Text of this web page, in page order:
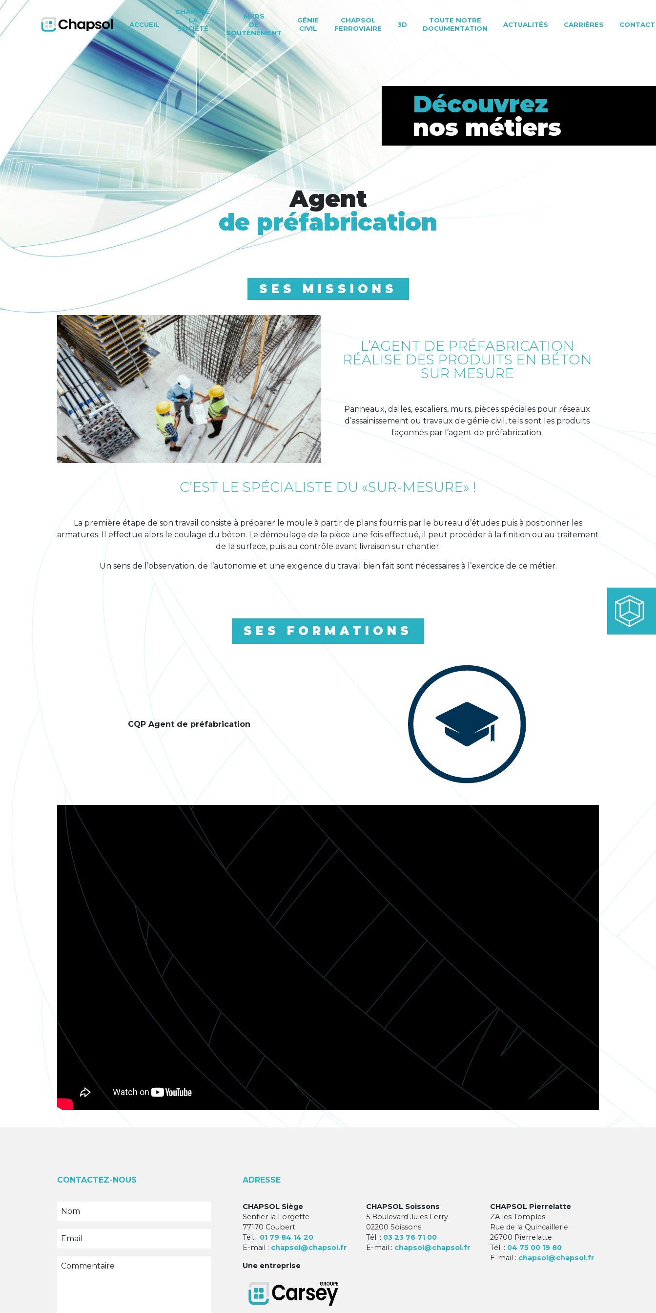
ACCUEIL
CHAPSOL
LA
SOCIÉTÉ
MURS
DE
SOUTÈNEMENT
GÉNIE
CIVIL
CHAPSOL
FERROVIAIRE
3D
TOUTE NOTRE
DOCUMENTATION
ACTUALITÉS CARRIÈRES CONTACT
Découvrez
nos métiers
Agent
de préfabrication
SES MISSIONS
L’AGENT DE PRÉFABRICATION
RÉALISE DES PRODUITS EN BÉTON
SUR MESURE
Panneaux, dalles, escaliers, murs, pièces spéciales pour réseaux
d’assainissement ou travaux de génie civil, tels sont les produits
façonnés par l’agent de préfabrication.
C’EST LE SPÉCIALISTE DU «SUR-MESURE» !
La première étape de son travail consiste à préparer le moule à partir de plans fournis par le bureau d’études puis à positionner les
armatures. Il effectue alors le coulage du béton. Le démoulage de la pièce une fois effectué, il peut procéder à la finition ou au traitement
de la surface, puis au contrôle avant livraison sur chantier.
Un sens de l’observation, de l’autonomie et une exigence du travail bien fait sont nécessaires à l’exercice de ce métier.
SES FORMATIONS
CQP Agent de préfabrication
CONTACTEZ-NOUS ADRESSE
CHAPSOL Siège
Sentier la Forgette
77170 Coubert
Tél. : 01 79 84 14 20
E-mail : chapsol@chapsol.fr
Une entreprise
CHAPSOL Soissons
5 Boulevard Jules Ferry
02200 Soissons
Tél. : 03 23 76 71 00
E-mail : chapsol@chapsol.fr
CHAPSOL Pierrelatte
ZA les Tomples
Rue de la Quincaillerie
26700 Pierrelatte
Tél. : 04 75 00 19 80
E-mail : chapsol@chapsol.fr